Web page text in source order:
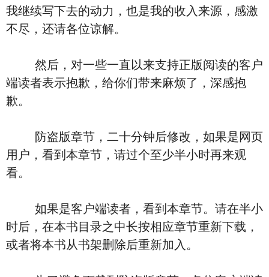
我继续写下去的动力，也是我的收入来源，感激
不尽，还请各位谅解。
然后，对一些一直以来支持正版阅读的客户
端读者表示抱歉，给你们带来麻烦了，深感抱
歉。
防盗版章节，二十分钟后修改，如果是网页
用户，看到本章节，请过个至少半小时再来观
看。
如果是客户端读者，看到本章节。请在半小
时后，在本书目录之中长按相应章节重新下载，
或者将本书从书架删除后重新加入。